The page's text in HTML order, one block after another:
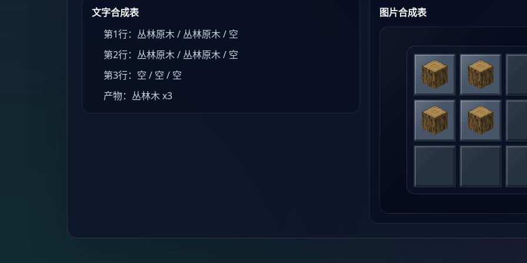
文字合成表
第1行：丛林原木 / 丛林原木 / 空
第2行：丛林原木 / 丛林原木 / 空
第3行：空 / 空 / 空
产物：丛林木 x3
图片合成表